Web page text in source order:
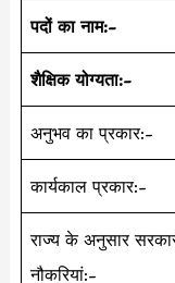
पदों का नाम:-
शैक्षिक योग्यता:-
अनुभव का प्रकार:-
कार्यकाल प्रकार:-
राज्य के अनुसार
नौकरियां:-